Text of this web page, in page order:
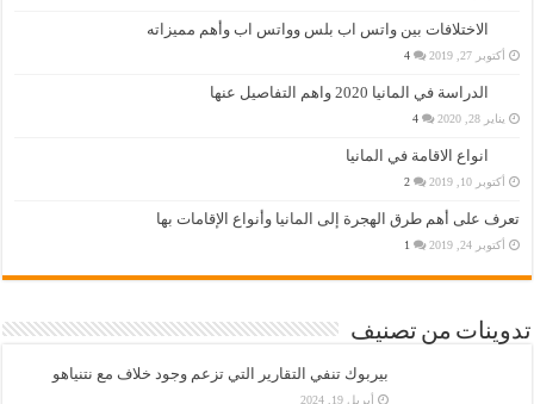
الاختلافات بين واتس اب بلس وواتس اب وأهم مميزاته
أكتوبر 27, 2019 4
الدراسة في المانيا 2020 واهم التفاصيل عنها
يناير 28, 2020 4
انواع الاقامة في المانيا
أكتوبر 10, 2019 2
تعرف على أهم طرق الهجرة إلى المانيا وأنواع الإقامات بها
أكتوبر 24, 2019 1
تدوينات من تصنيف
بيربوك تنفي التقارير التي تزعم وجود خلاف مع نتنياهو
أبريل 19, 2024